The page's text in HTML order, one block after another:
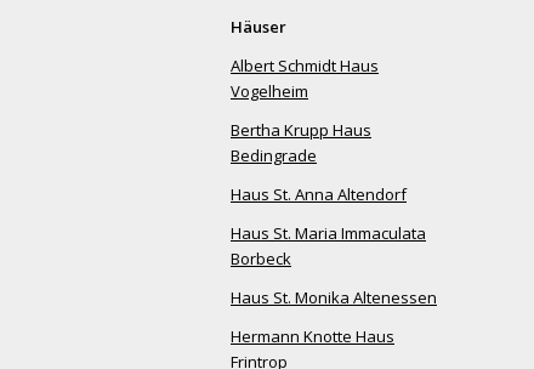
Häuser
Albert Schmidt Haus
Vogelheim
Bertha Krupp Haus
Bedingrade
Haus St. Anna Altendorf
Haus St. Maria Immaculata
Borbeck
Haus St. Monika Altenessen
Hermann Knotte Haus
Frintrop